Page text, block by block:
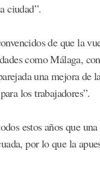
ciudad”.
de que la
como Málaga,
una mejora de
los trabajadores”.
estos años que
por lo que la